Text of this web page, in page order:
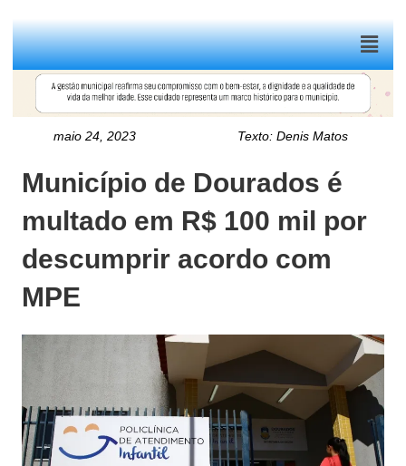
Menu
maio 24, 2023 Texto:Denis Matos
Município de Dourados é
multado em R$ 100 mil por
descumprir acordo com
MPE